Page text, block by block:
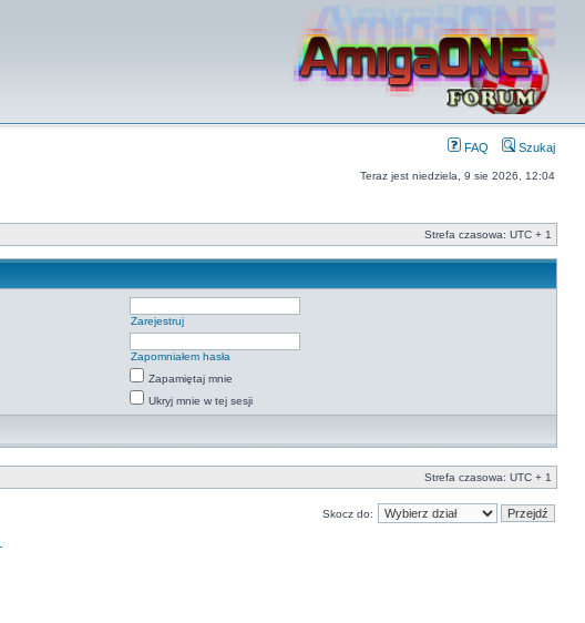
FAQ Szukaj
Teraz jest niedziela, 9 sie 2026, 12:04
Strefa czasowa: UTC + 1
Zarejestruj
Zapomniałem hasła
Zapamiętaj mnie
Ukryj mnie w tej sesji
Strefa czasowa: UTC + 1
Skocz do: